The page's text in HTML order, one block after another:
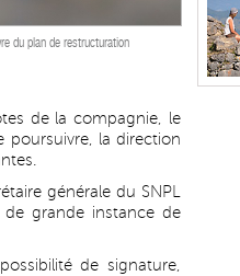
du plan de restructuration
de la compagnie, le
poursuivre, la direction
générale du SNPL
grande instance de
de signature,